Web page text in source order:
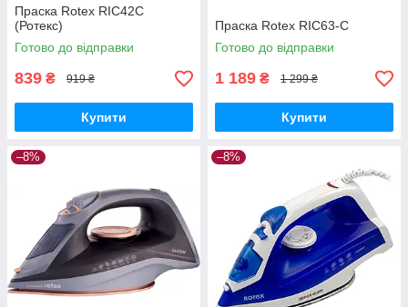
Праска Rotex RIC42C
(Ротекс)
Готово до відправки
839 ₴ 919 ₴
Купити
Праска Rotex RIC63-C
Готово до відправки
1 189 ₴ 1 299 ₴
Купити
–8% –8%